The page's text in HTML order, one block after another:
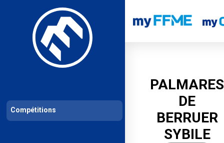
Les compétitions Calendrier de compétitions Classements
PALMARES
DE
BERRUER
SYBILE
Compétitions